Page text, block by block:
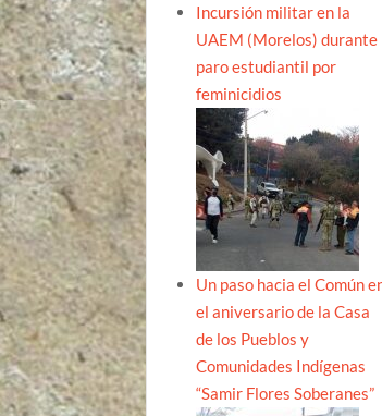
Incursión militar en la
UAEM (Morelos) durante
paro estudiantil por
feminicidios
Un paso hacia el Común
el aniversario de la Casa
de los Pueblos y
Comunidades Indígenas
“Samir Flores Soberanes”